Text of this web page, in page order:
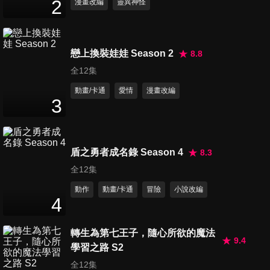
2 漫畫改編 靈異神怪
3
戀上換裝娃娃 Season 2
8.8
全12集
動畫/卡通 愛情 漫畫改編
4
盾之勇者成名錄 Season 4
8.3
全12集
動作 動畫/卡通 冒險 小說改編
轉生為第七王子，隨心所欲的魔法
學習之路 S2
9.4
全12集